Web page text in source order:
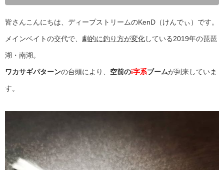
皆さんこんにちは、ディープストリームのKenD（けんでぃ）です。
メインベイトの交代で、 劇的に釣り方が変化している2019年の琵琶
湖・南湖。
ワカサギパターンの台頭により、 空前のi字系ブームが到来していま
す。